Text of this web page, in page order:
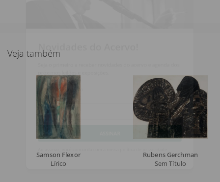
Veja também
Samson Flexor
Lírico
Rubens Gerchman
Sem Título
próximos leilões e exposições.
Nome Completo
Email